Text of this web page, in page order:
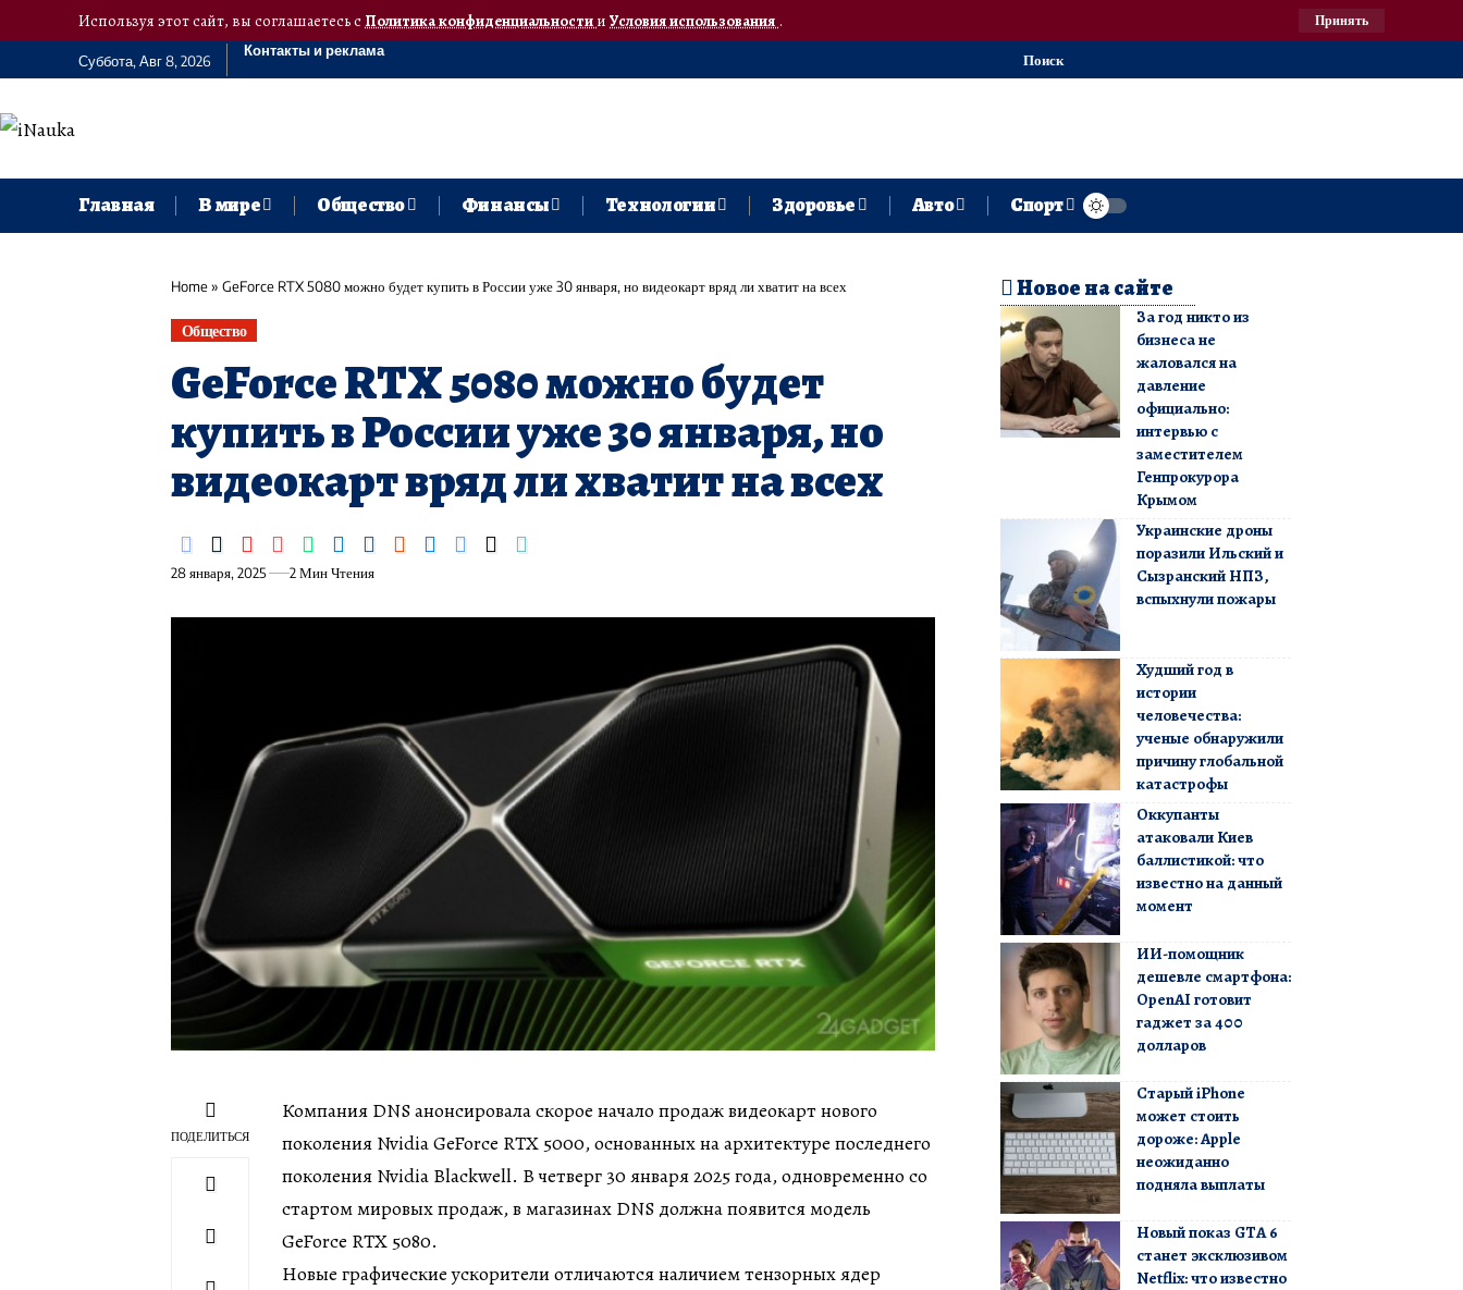
Используя этот сайт, вы соглашаетесь сПолитика конфиденциальностии Условия использования. Принять
Суббота, Авг 8, 2026
Контакты и реклама
Поиск
Главная В мире Общество Финансы Технологии Здоровье Авто Спорт
Home» GeForce RTX 5080 можно будет купить в России уже 30 января, но видеокарт вряд ли хватит на всех
Общество
GeForce RTX 5080 можно будет
купить в России уже 30 января, но
видеокарт вряд ли хватит на всех
28 января, 2025 2 Мин Чтения
ПОДЕЛИТЬСЯ
Компания DNS анонсировала скорое начало продаж видеокарт нового
поколения Nvidia GeForce RTX 5000, основанных на архитектуре последнего
поколения Nvidia Blackwell. В четверг 30 января 2025 года, одновременно со
стартом мировых продаж, в магазинах DNS должна появится модель
GeForce RTX 5080.
Новые графические ускорители отличаются наличием тензорных ядер
Новое на сайте
За год никто из
бизнеса не
жаловался на
давление
официально:
интервью с
заместителем
Генпрокурора
Крымом
Украинские дроны
поразили Ильский и
Сызранский НПЗ,
вспыхнули пожары
Худший год в
истории
человечества:
ученые обнаружили
причину глобальной
катастрофы
Оккупанты
атаковали Киев
баллистикой: что
известно на данный
момент
ИИ-помощник
дешевле смартфона:
OpenAI готовит
гаджет за 400
долларов
Старый iPhone
может стоить
дороже: Apple
неожиданно
подняла выплаты
Новый показ GTA 6
станет эксклюзивом
Netflix: что известно